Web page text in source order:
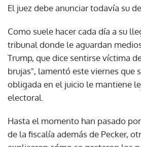
El juez debe anunciar todavía su
Como suele hacer cada día a su
tribunal donde le aguardan
Trump, que dice sentirse víctima
brujas", lamentó este viernes que
obligada en el juicio le mantiene
electoral.
Hasta el momento han pasado
de la fiscalía además de Pecker,